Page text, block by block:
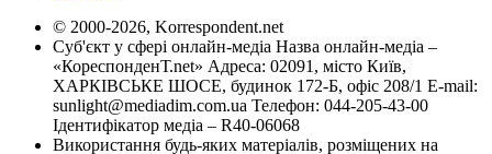
© 2000-2026, Korrespondent.net
Суб'єкт у сфері онлайн-медіа Назва онлайн-медіа –
«КореспонденТ.net» Адреса: 02091, місто Київ,
ХАРКІВСЬКЕ ШОСЕ, будинок 172-Б, офіс 208/1 E-mail:
sunlight@mediadim.com.ua Телефон: 044-205-43-00
Ідентифікатор медіа – R40-06068
Використання будь-яких матеріалів, розміщених на